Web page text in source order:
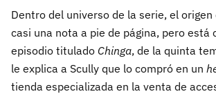
Dentro del universo de la serie, el
casi una nota a pie de página, pero está
episodio titulado Chinga, de la quinta
le explica a Scully que lo compró en un
tienda especializada en la venta de